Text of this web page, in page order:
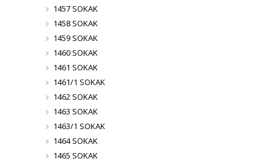
1457 SOKAK
1458 SOKAK
1459 SOKAK
1460 SOKAK
1461 SOKAK
1461/1 SOKAK
1462 SOKAK
1463 SOKAK
1463/1 SOKAK
1464 SOKAK
1465 SOKAK